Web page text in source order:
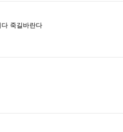
죽길바란다